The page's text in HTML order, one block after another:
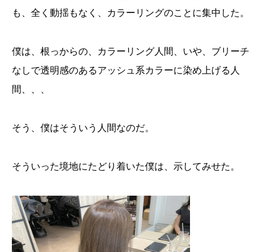
も、全く動揺もなく、カラーリングのことに集中した。
僕は、根っからの、カラーリング人間、いや、ブリーチ
なしで透明感のあるアッシュ系カラーに染め上げる人
間、、、
そう、僕はそういう人間なのだ。
そういった境地にたどり着いた僕は、示してみせた。